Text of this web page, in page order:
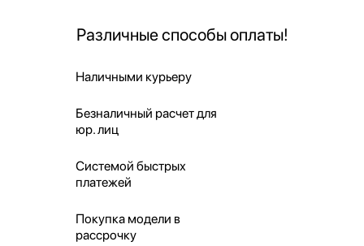
Различные способы оплаты!
Наличными курьеру
Безналичный расчет для
юр. лиц
Системой быстрых
платежей
Покупка модели в
рассрочку